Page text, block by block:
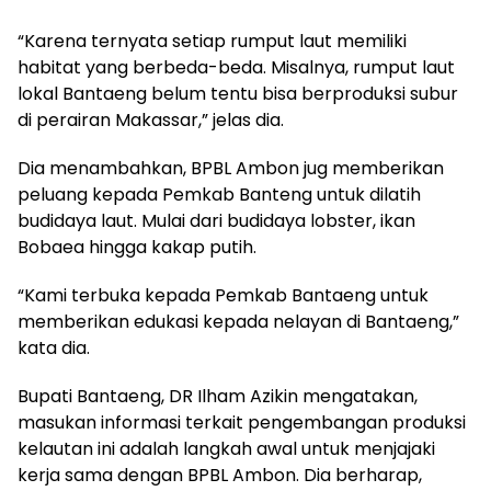
“Karena ternyata setiap rumput laut memiliki
habitat yang berbeda-beda. Misalnya, rumput laut
lokal Bantaeng belum tentu bisa berproduksi subur
di perairan Makassar,” jelas dia.
Dia menambahkan, BPBL Ambon jug memberikan
peluang kepada Pemkab Banteng untuk dilatih
budidaya laut. Mulai dari budidaya lobster, ikan
Bobaea hingga kakap putih.
“Kami terbuka kepada Pemkab Bantaeng untuk
memberikan edukasi kepada nelayan di Bantaeng,”
kata dia.
Bupati Bantaeng, DR Ilham Azikin mengatakan,
masukan informasi terkait pengembangan produksi
kelautan ini adalah langkah awal untuk menjajaki
kerja sama dengan BPBL Ambon. Dia berharap,